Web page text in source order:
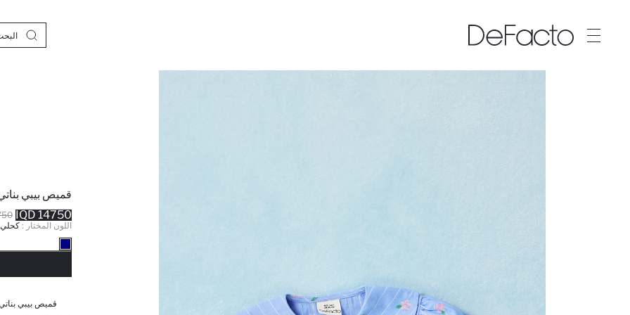
قميص بيبي
IQD 14750 IQD
اللون المختار : كحلي
قميص بيبي